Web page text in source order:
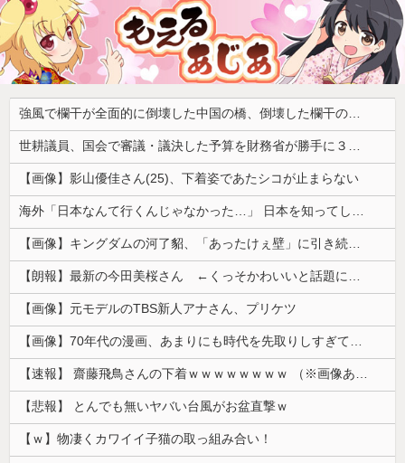
強風で欄干が全面的に倒壊した中国の橋、倒壊した欄干の破片を調べると凄まじい事実が発覚して……
世耕議員、国会で審議・議決した予算を財務省が勝手に３兆円動かしていると指摘・問題視
【画像】影山優佳さん(25)、下着姿であたシコが止まらない
海外「日本なんて行くんじゃなかった…」 日本を知ってしまったディズニー信者、帰国後『本家』に失望する事態に
【画像】キングダムの河了貂、「あったけぇ壁」に引き続き更に味方をぶっ殺す作戦を実行する
【朗報】最新の今田美桜さん ←くっそかわいいと話題にｗｗｗ 【Pickup08083021】
【画像】元モデルのTBS新人アナさん、プリケツ
【画像】70年代の漫画、あまりにも時代を先取りしすぎていたｗｗｗｗ
【速報】 齋藤飛鳥さんの下着ｗｗｗｗｗｗｗｗ （※画像あり）
【悲報】 とんでも無いヤバい台風がお盆直撃ｗ
【ｗ】物凄くカワイイ子猫の取っ組み合い！